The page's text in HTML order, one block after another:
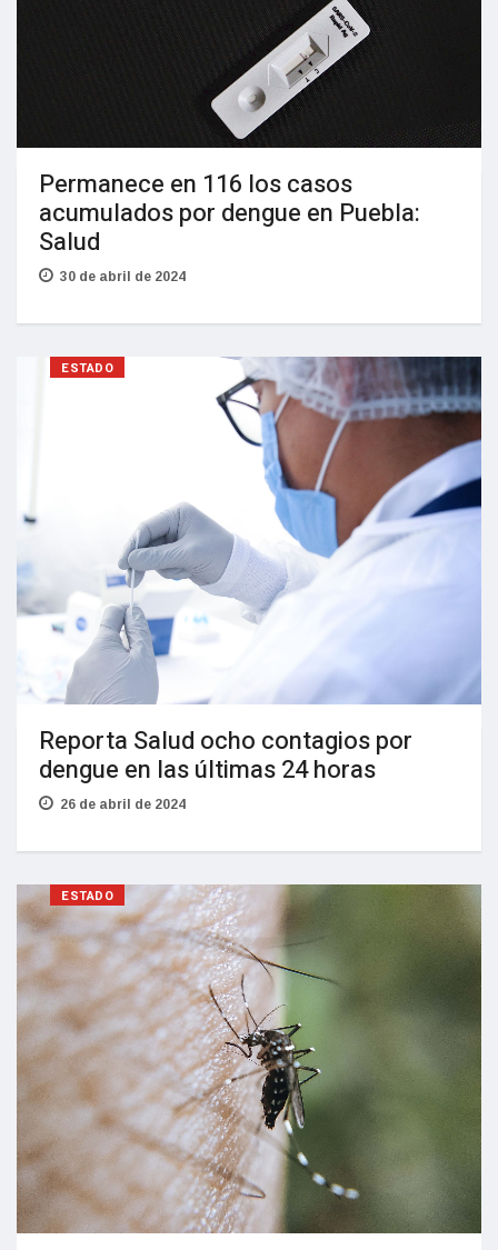
Permanece en 116 los casos
acumulados por dengue en Puebla:
Salud
30 de abril de 2024
ESTADO
Reporta Salud ocho contagios por
dengue en las últimas 24 horas
26 de abril de 2024
ESTADO